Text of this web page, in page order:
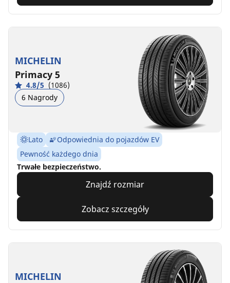
MICHELIN
Primacy 5
4.8/5 (1086)
6 Nagrody
Lato
Odpowiednia do pojazdów EV
Pewność każdego dnia
Trwałe bezpieczeństwo.
Znajdź rozmiar
Zobacz szczegóły
MICHELIN